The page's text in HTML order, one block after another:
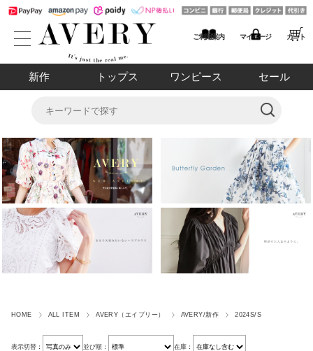
ご利用案内 マイページ カート
新作 トップス ワンピース セール
HOME ALL ITEM AVERY（エイブリー） AVERY/新作 2024S/S
表示切替： 並び順： 在庫：